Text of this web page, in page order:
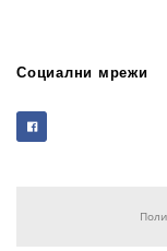
Социални мрежи